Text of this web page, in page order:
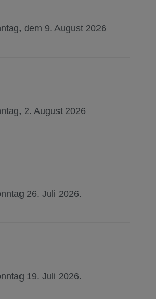
dem 9. August 2026
2. August 2026
26. Juli 2026.
19. Juli 2026.